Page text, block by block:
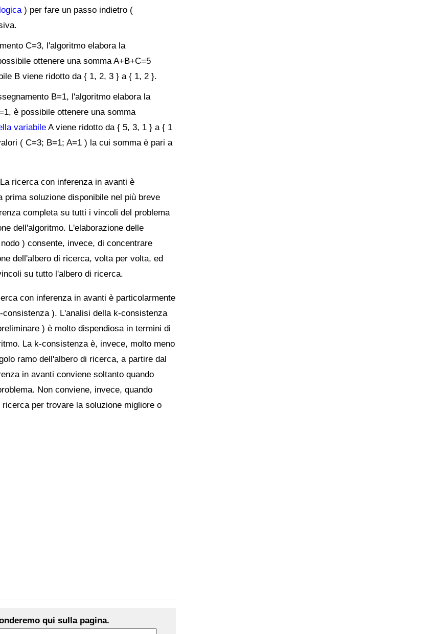
) per fare un passo indietro (
C=3, l'algoritmo elabora la
ottenere una somma A+B+C=5
B viene ridotto da { 1, 2, 3 } a { 1, 2 }.
B=1, l'algoritmo elabora la
è possibile ottenere una somma
variabile A viene ridotto da { 5, 3, 1 } a { 1
( C=3; B=1; A=1 ) la cui somma è pari a
La ricerca con inferenza in avanti è
soluzione disponibile nel più breve
completa su tutti i vincoli del problema
dell'algoritmo. L'elaborazione delle
) consente, invece, di concentrare
dell'albero di ricerca, volta per volta, ed
su tutto l'albero di ricerca.
con inferenza in avanti è particolarmente
). L'analisi della k-consistenza
) è molto dispendiosa in termini di
La k-consistenza è, invece, molto meno
ramo dell'albero di ricerca, a partire dal
in avanti conviene soltanto quando
Non conviene, invece, quando
per trovare la soluzione migliore o
qui sulla pagina.